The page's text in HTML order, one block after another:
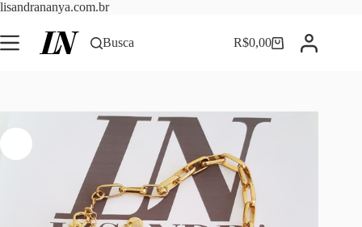
lisandrananya.com.brPular
o
conteúdo
Busca Carrinho
R$0,00